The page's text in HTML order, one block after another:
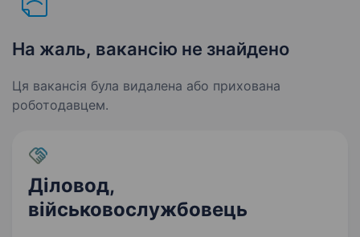
На жаль, вакансію не знайдено
Ця вакансія була видалена або прихована
роботодавцем.
Діловод,
військовослужбовець